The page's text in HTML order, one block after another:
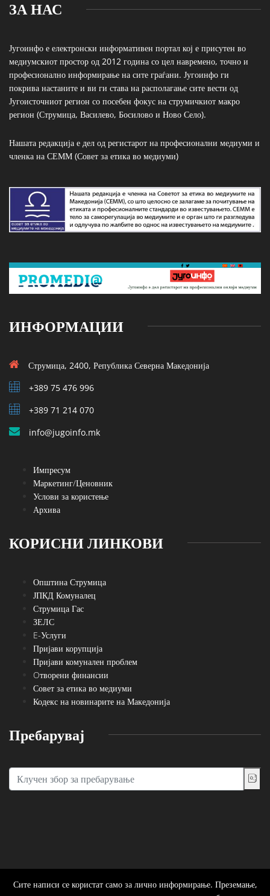
ЗА НАС
Југоинфо е електронски информативен портал кој е присутен во
медиумскиот простор од 2012 година со цел навремено, точно и
професионално информирање на сите граѓани. Југоинфо ги
покрива настаните и ви ги става на располагање сите вести од
Југоисточниот регион со посебен фокус на струмичкиот макро
регион (Струмица, Василево, Босилово и Ново Село).
Нашата редакција е дел од регистарот на професионални медиуми и
членка на СЕММ (Совет за етика во медиуми)
ИНФОРМАЦИИ
Струмица, 2400, Република Северна Македонија
+389 75 476 996
+389 71 214 070
info@jugoinfo.mk
Импресум
Маркетинг/Ценовник
Услови за користење
Архива
КОРИСНИ ЛИНКОВИ
Општина Струмица
ЈПКД Комуналец
Струмица Гас
ЗЕЛС
E-Услуги
Пријави корупција
Пријави комунален проблем
Oтворени финансии
Совет за етика во медиуми
Кодекс на новинарите на Македонија
Пребарувај
Сите написи се користат само за лично информирање. Преземање,